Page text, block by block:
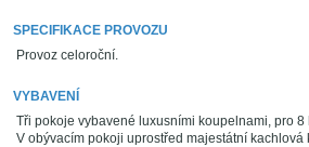
SPECIFIKACE PROVOZU
Provoz celoroční.
VYBAVENÍ
Tři pokoje vybavené luxusními koupelnami, pro 8
V obývacím pokoji uprostřed majestátní